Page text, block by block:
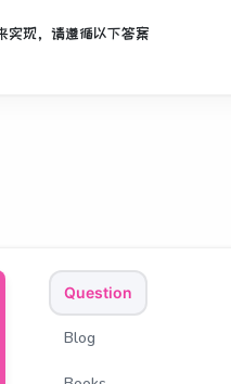
现，请遵循以下答案
Question
Blog